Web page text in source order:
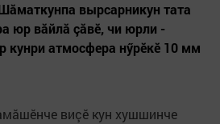
вырсарникун тата
юр вăйлă çăвӗ, чи юрли -
кунри атмосфера нӳрӗкӗ 10 мм
виçӗ кун хушшинче